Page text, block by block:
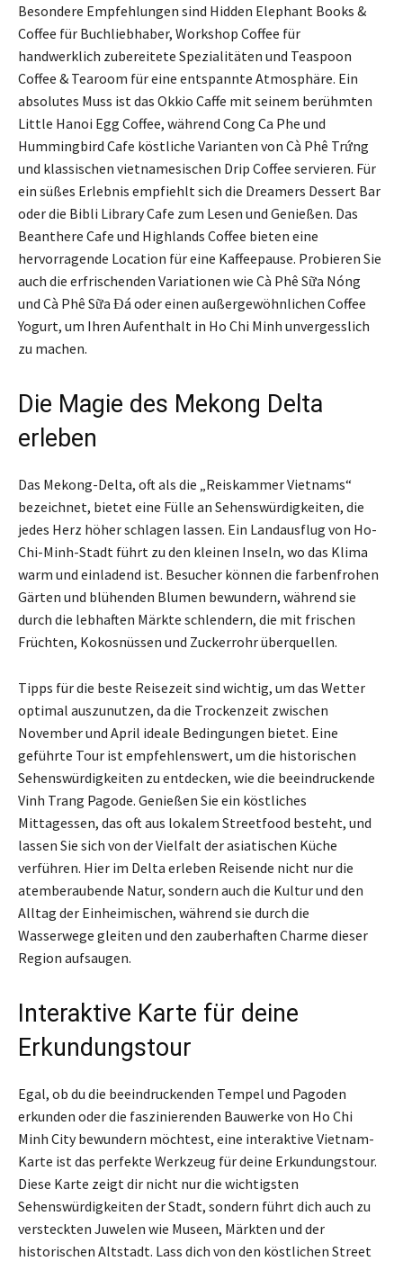
Besondere Empfehlungen sind Hidden Elephant Books &
Coffee für Buchliebhaber, Workshop Coffee für
handwerklich zubereitete Spezialitäten und Teaspoon
Coffee & Tearoom für eine entspannte Atmosphäre. Ein
absolutes Muss ist das Okkio Caffe mit seinem berühmten
Little Hanoi Egg Coffee, während Cong Ca Phe und
Hummingbird Cafe köstliche Varianten von Cà Phê Trứng
und klassischen vietnamesischen Drip Coffee servieren. Für
ein süßes Erlebnis empfiehlt sich die Dreamers Dessert Bar
oder die Bibli Library Cafe zum Lesen und Genießen. Das
Beanthere Cafe und Highlands Coffee bieten eine
hervorragende Location für eine Kaffeepause. Probieren Sie
auch die erfrischenden Variationen wie Cà Phê Sữa Nóng
und Cà Phê Sữa Đá oder einen außergewöhnlichen Coffee
Yogurt, um Ihren Aufenthalt in Ho Chi Minh unvergesslich
zu machen.
Die Magie des Mekong Delta
erleben
Das Mekong-Delta, oft als die „Reiskammer Vietnams“
bezeichnet, bietet eine Fülle an Sehenswürdigkeiten, die
jedes Herz höher schlagen lassen. Ein Landausflug von Ho-
Chi-Minh-Stadt führt zu den kleinen Inseln, wo das Klima
warm und einladend ist. Besucher können die farbenfrohen
Gärten und blühenden Blumen bewundern, während sie
durch die lebhaften Märkte schlendern, die mit frischen
Früchten, Kokosnüssen und Zuckerrohr überquellen.
Tipps für die beste Reisezeit sind wichtig, um das Wetter
optimal auszunutzen, da die Trockenzeit zwischen
November und April ideale Bedingungen bietet. Eine
geführte Tour ist empfehlenswert, um die historischen
Sehenswürdigkeiten zu entdecken, wie die beeindruckende
Vinh Trang Pagode. Genießen Sie ein köstliches
Mittagessen, das oft aus lokalem Streetfood besteht, und
lassen Sie sich von der Vielfalt der asiatischen Küche
verführen. Hier im Delta erleben Reisende nicht nur die
atemberaubende Natur, sondern auch die Kultur und den
Alltag der Einheimischen, während sie durch die
Wasserwege gleiten und den zauberhaften Charme dieser
Region aufsaugen.
Interaktive Karte für deine
Erkundungstour
Egal, ob du die beeindruckenden Tempel und Pagoden
erkunden oder die faszinierenden Bauwerke von Ho Chi
Minh City bewundern möchtest, eine interaktive Vietnam-
Karte ist das perfekte Werkzeug für deine Erkundungstour.
Diese Karte zeigt dir nicht nur die wichtigsten
Sehenswürdigkeiten der Stadt, sondern führt dich auch zu
versteckten Juwelen wie Museen, Märkten und der
historischen Altstadt. Lass dich von den köstlichen Street